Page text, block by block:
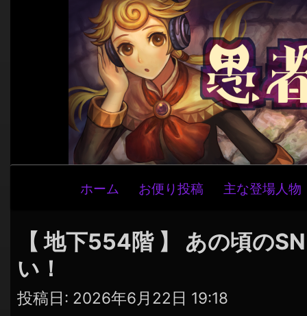
ビ
ゲ
ー
ホーム お便り投稿 主な登場人物
【 地下554階 】 あの頃の
い！
投稿日: 2026年6月22日 19:18